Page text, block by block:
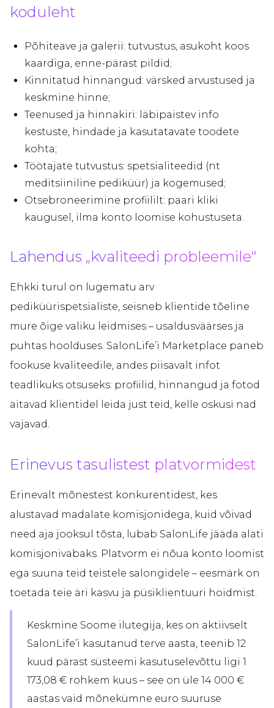
koduleht
Põhiteave ja galerii: tutvustus, asukoht koos
kaardiga, enne-pärast pildid;
Kinnitatud hinnangud: värsked arvustused ja
keskmine hinne;
Teenused ja hinnakiri: läbipaistev info
kestuste, hindade ja kasutatavate toodete
kohta;
Töötajate tutvustus: spetsialiteedid (nt
meditsiiniline pediküür) ja kogemused;
Otsebroneerimine profiililt: paari kliki
kaugusel, ilma konto loomise kohustuseta.
Lahendus „kvaliteedi probleemile“
Ehkki turul on lugematu arv
pediküürispetsialiste, seisneb klientide tõeline
mure õige valiku leidmises – usaldusväärses ja
puhtas hoolduses. SalonLife’i Marketplace paneb
fookuse kvaliteedile, andes piisavalt infot
teadlikuks otsuseks: profiilid, hinnangud ja fotod
aitavad klientidel leida just teid, kelle oskusi nad
vajavad.
Erinevus tasulistest platvormidest
Erinevalt mõnestest konkurentidest, kes
alustavad madalate komisjonidega, kuid võivad
need aja jooksul tõsta, lubab SalonLife jääda alati
komisjonivabaks. Platvorm ei nõua konto loomist
ega suuna teid teistele salongidele – eesmärk on
toetada teie äri kasvu ja püsiklientuuri hoidmist.
Keskmine Soome ilutegija, kes on aktiivselt
SalonLife’i kasutanud terve aasta, teenib 12
kuud pärast süsteemi kasutuselevõttu ligi 1
173,08 € rohkem kuus – see on üle 14 000 €
aastas vaid mõnekümne euro suuruse